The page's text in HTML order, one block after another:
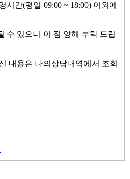
시간(평일 09:00 ~ 18:00) 이외에
수 있으니 이 점 양해 부탁 드립
내용은 나의상담내역에서 조회